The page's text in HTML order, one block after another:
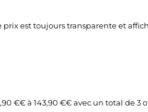
est toujours transparente et
€€ à 143,90 €€ avec un total de 3